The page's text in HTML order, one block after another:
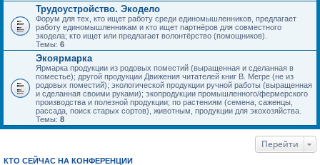
Трудоустройство. Экодело
Форум для тех, кто ищет работу среди единомышленников, предлагает
работу единомышленникам и кто ищет партнёров для совместного
экодела; кто ищет или предлагает волонтёрство (помощников).
Темы: 6
Экоярмарка
Ярмарка продукции из родовых поместий (выращенная и сделанная в
поместье); другой продукции Движения читателей книг В. Мегре (не из
родовых поместий); экологической продукции ручной работы (выращенная
и сделанная своими руками); экопродукции промышленного/фермерского
производства и полезной продукции; по растениям (семена, саженцы,
рассада, поиск старых сортов), животным, продукции для экохозяйства.
Темы: 8
Перейти
КТО СЕЙЧАС НА КОНФЕРЕНЦИИ